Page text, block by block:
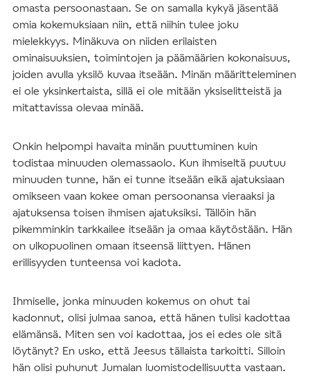
omasta persoonastaan. Se on samalla kykyä jäsentää
omia kokemuksiaan niin, että niihin tulee joku
mielekkyys. Minäkuva on niiden erilaisten
ominaisuuksien, toimintojen ja päämäärien kokonaisuus,
joiden avulla yksilö kuvaa itseään. Minän määritteleminen
ei ole yksinkertaista, sillä ei ole mitään yksiselitteistä ja
mitattavissa olevaa minää.
Onkin helpompi havaita minän puuttuminen kuin
todistaa minuuden olemassaolo. Kun ihmiseltä puutuu
minuuden tunne, hän ei tunne itseään eikä ajatuksiaan
omikseen vaan kokee oman persoonansa vieraaksi ja
ajatuksensa toisen ihmisen ajatuksiksi. Tällöin hän
pikemminkin tarkkailee itseään ja omaa käytöstään. Hän
on ulkopuolinen omaan itseensä liittyen. Hänen
erillisyyden tunteensa voi kadota.
Ihmiselle, jonka minuuden kokemus on ohut tai
kadonnut, olisi julmaa sanoa, että hänen tulisi kadottaa
elämänsä. Miten sen voi kadottaa, jos ei edes ole sitä
löytänyt? En usko, että Jeesus tällaista tarkoitti. Silloin
hän olisi puhunut Jumalan luomistodellisuutta vastaan.